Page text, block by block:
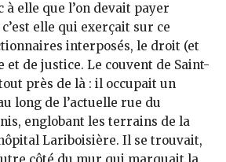
à elle que l’on devait payer
elle qui exerçait sur ce
interposés, le droit (et
et de justice. Le couvent de Saint-
près de là : il occupait un
long de l’actuelle rue du
englobant les terrains de la
Lariboisière. Il se trouvait,